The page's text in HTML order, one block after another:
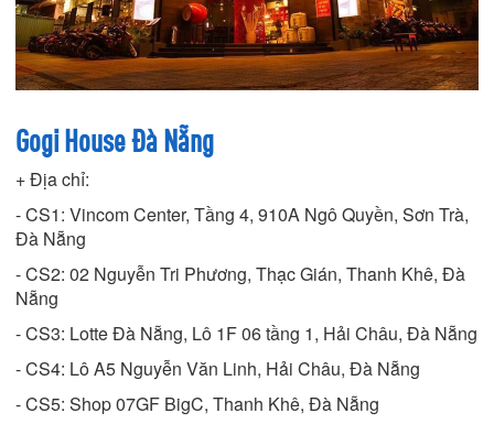
Gogi House Đà Nẵng
+ Địa chỉ:
- CS1: Vincom Center, Tầng 4, 910A Ngô Quyền, Sơn Trà,
Đà Nẵng
- CS2: 02 Nguyễn Tri Phương, Thạc Gián, Thanh Khê, Đà
Nẵng
- CS3: Lotte Đà Nẵng, Lô 1F 06 tầng 1, Hải Châu, Đà Nẵng
- CS4: Lô A5 Nguyễn Văn Linh, Hải Châu, Đà Nẵng
- CS5: Shop 07GF BigC, Thanh Khê, Đà Nẵng